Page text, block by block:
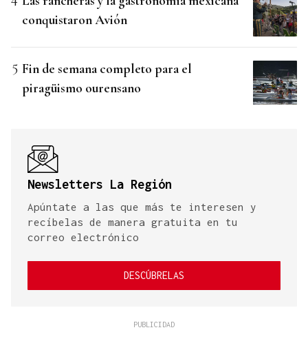
conquistaron Avión
Fin de semana completo para el
piragüismo ourensano
Newsletters La Región
Apúntate a las que más te interesen y
recíbelas de manera gratuita en tu
correo electrónico
DESCÚBRELAS